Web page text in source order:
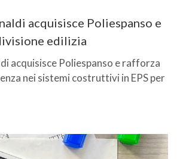
acquisisce Poliespanso e
edilizia
acquisisce Poliespanso e rafforza
nei sistemi costruttivi in EPS per